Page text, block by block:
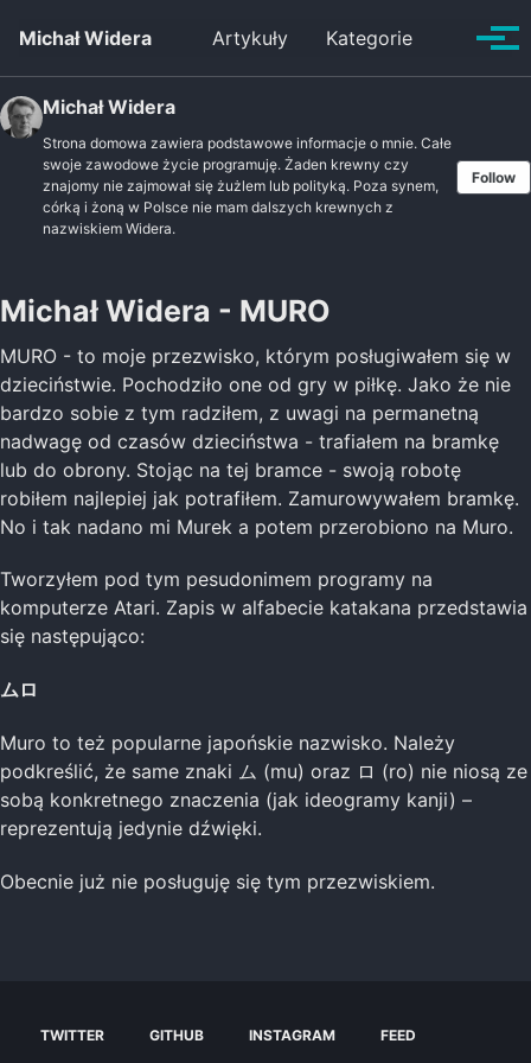
Michał Widera
Artykuły Kategorie Toggle
Michał Widera
Strona domowa zawiera podstawowe informacje o mnie. Całe
swoje zawodowe życie programuję. Żaden krewny czy
znajomy nie zajmował się żużlem lub polityką. Poza synem,
córką i żoną w Polsce nie mam dalszych krewnych z
nazwiskiem Widera.
Follow
Michał Widera - MURO
MURO - to moje przezwisko, którym posługiwałem się w
dzieciństwie. Pochodziło one od gry w piłkę. Jako że nie
bardzo sobie z tym radziłem, z uwagi na permanetną
nadwagę od czasów dzieciństwa - trafiałem na bramkę
lub do obrony. Stojąc na tej bramce - swoją robotę
robiłem najlepiej jak potrafiłem. Zamurowywałem bramkę.
No i tak nadano mi Murek a potem przerobiono na Muro.
Tworzyłem pod tym pesudonimem programy na
komputerze Atari. Zapis w alfabecie katakana przedstawia
się następująco:
ムロ
Muro to też popularne japońskie nazwisko. Należy
podkreślić, że same znaki ム (mu) oraz ロ (ro) nie niosą ze
sobą konkretnego znaczenia (jak ideogramy kanji) –
reprezentują jedynie dźwięki.
Obecnie już nie posługuję się tym przezwiskiem.
TWITTER GITHUB INSTAGRAM FEED